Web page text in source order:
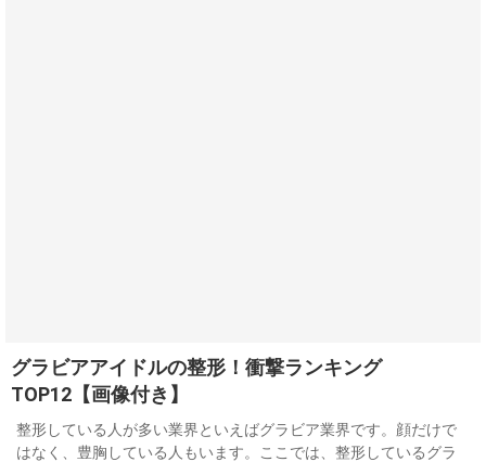
グラビアアイドルの整形！衝撃ランキング
TOP12【画像付き】
整形している人が多い業界といえばグラビア業界です。顔だけで
はなく、豊胸している人もいます。ここでは、整形しているグラ